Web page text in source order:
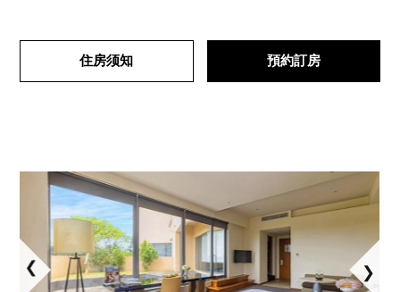
住房须知 預約訂房